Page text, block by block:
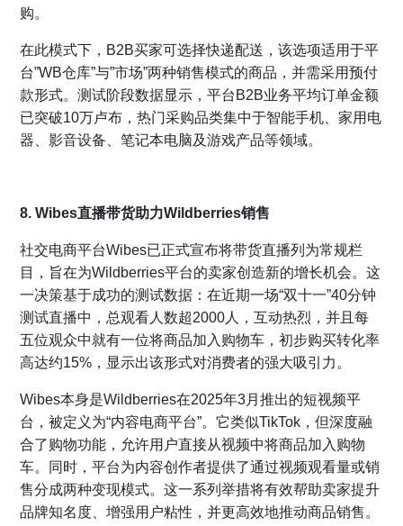
购。
在此模式下，B2B买家可选择快递配送，该选项适用于平
台”WB仓库”与”市场”两种销售模式的商品，并需采用预付
款形式。测试阶段数据显示，平台B2B业务平均订单金额
已突破10万卢布，热门采购品类集中于智能手机、家用电
器、影音设备、笔记本电脑及游戏产品等领域。
8. Wibes直播带货助力Wildberries销售
社交电商平台Wibes已正式宣布将带货直播列为常规栏
目，旨在为Wildberries平台的卖家创造新的增长机会。这
一决策基于成功的测试数据：在近期一场“双十一”40分钟
测试直播中，总观看人数超2000人，互动热烈，并且每
五位观众中就有一位将商品加入购物车，初步购买转化率
高达约15%，显示出该形式对消费者的强大吸引力。
Wibes本身是Wildberries在2025年3月推出的短视频平
台，被定义为“内容电商平台”。它类似TikTok，但深度融
合了购物功能，允许用户直接从视频中将商品加入购物
车。同时，平台为内容创作者提供了通过视频观看量或销
售分成两种变现模式。这一系列举措将有效帮助卖家提升
品牌知名度、增强用户粘性，并更高效地推动商品销售。